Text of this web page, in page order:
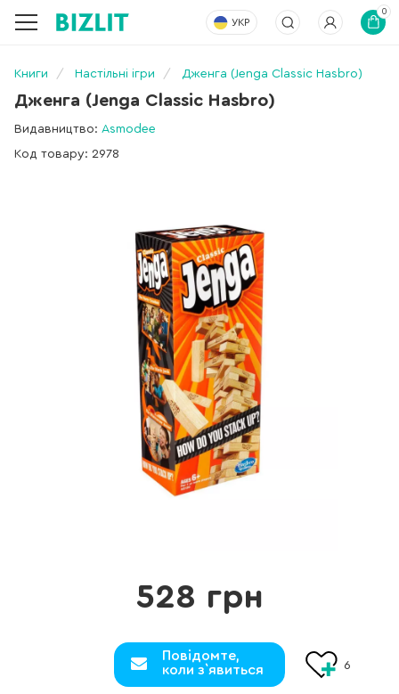
УКР
0
Книги Настільні ігри Дженга (Jenga Classic Hasbro)
Дженга (Jenga Classic Hasbro)
Видавництво: Asmodee
Код товару: 2978
528 грн
Повідомте,
коли з`явиться
6